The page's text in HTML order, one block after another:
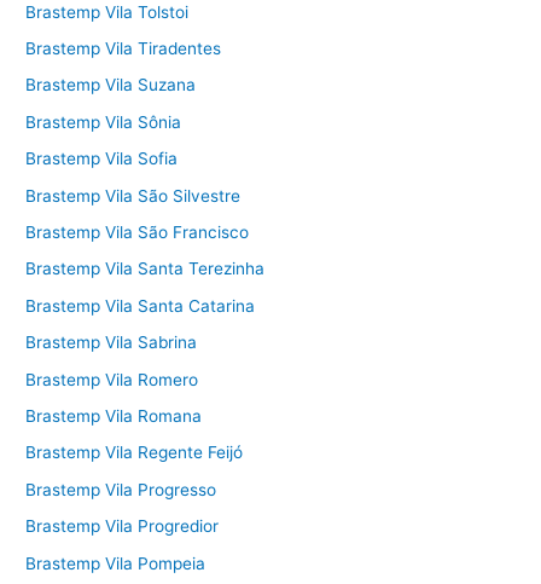
Brastemp Vila Tolstoi
Brastemp Vila Tiradentes
Brastemp Vila Suzana
Brastemp Vila Sônia
Brastemp Vila Sofia
Brastemp Vila São Silvestre
Brastemp Vila São Francisco
Brastemp Vila Santa Terezinha
Brastemp Vila Santa Catarina
Brastemp Vila Sabrina
Brastemp Vila Romero
Brastemp Vila Romana
Brastemp Vila Regente Feijó
Brastemp Vila Progresso
Brastemp Vila Progredior
Brastemp Vila Pompeia